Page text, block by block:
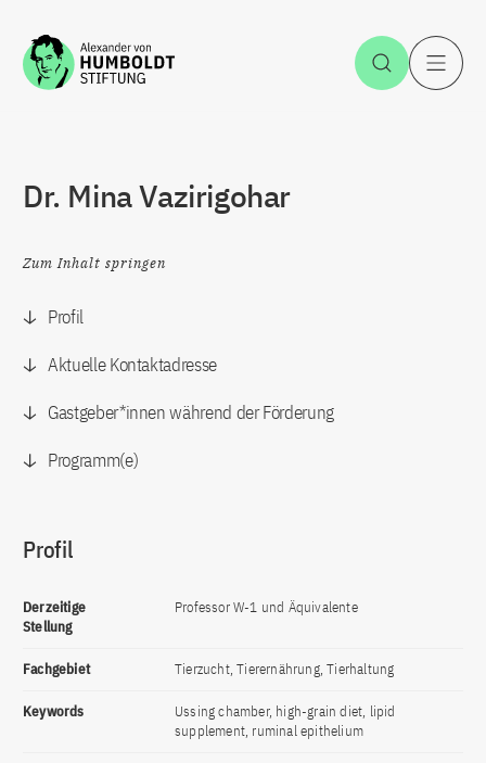
Zum Inhalt springen Suche
Dr. Mina Vazirigohar
Zum Inhalt springen
Profil
Aktuelle Kontaktadresse
Gastgeber*innen während der Förderung
Programm(e)
Profil
Derzeitige
Stellung
Professor W-1 und Äquivalente
Fachgebiet Tierzucht, Tierernährung, Tierhaltung
Keywords
Ussing chamber, high-grain diet, lipid
supplement, ruminal epithelium